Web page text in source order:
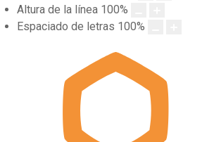
Altura de la línea 100%
Espaciado de letras 100%